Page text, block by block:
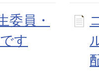
委員・
す